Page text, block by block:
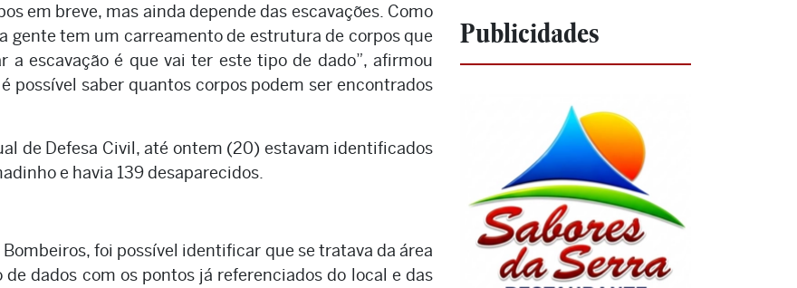
em breve, mas ainda depende das escavações. Como
gente tem um carreamento de estrutura de corpos que
a escavação é que vai ter este tipo de dado”, afirmou
possível saber quantos corpos podem ser encontrados
de Defesa Civil, até ontem (20) estavam identificados
e havia 139 desaparecidos.
foi possível identificar que se tratava da área
dados com os pontos já referenciados do local e das
Publicidades